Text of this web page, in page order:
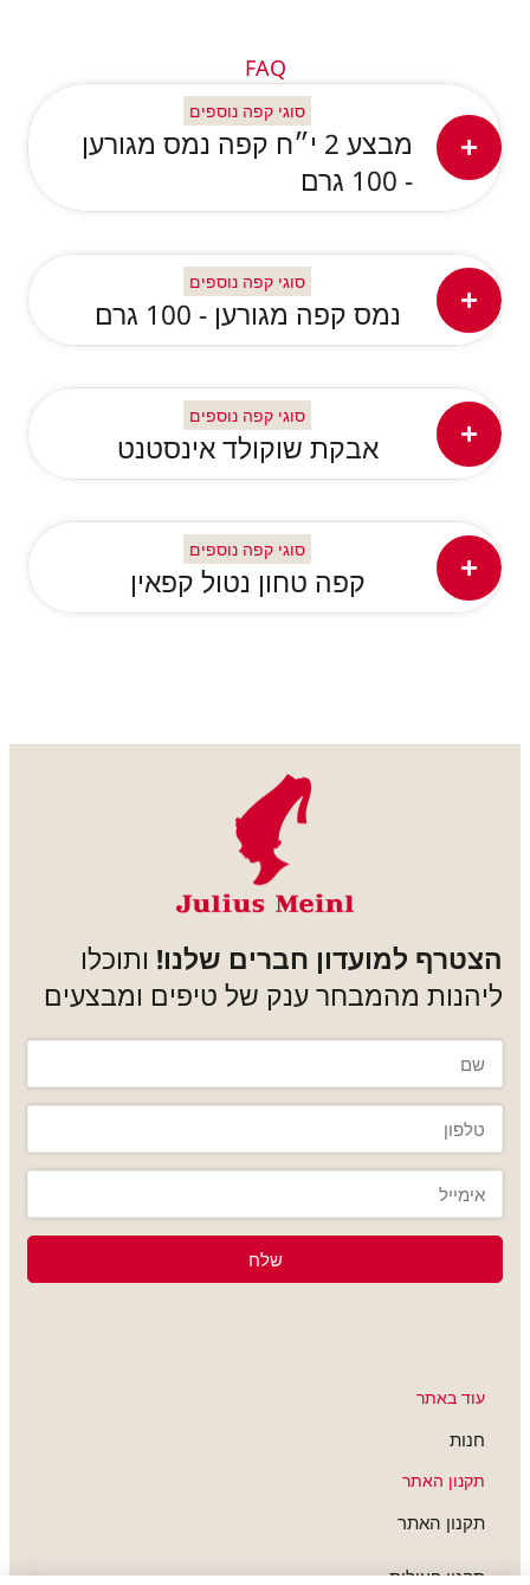
FAQ
סוגי קפה נוספים
מבצע 2 י״ח קפה נמס מגורען
- 100 גרם
סוגי קפה נוספים
נמס קפה מגורען - 100 גרם
סוגי קפה נוספים
אבקת שוקולד אינסטנט
סוגי קפה נוספים
קפה טחון נטול קפאין
הצטרף למועדון חברים שלנו! ותוכלו
ליהנות מהמבחר ענק של טיפים ומבצעים
שלח
עוד באתר
חנות
תקנון האתר
תקנון האתר
תקנון פעילות